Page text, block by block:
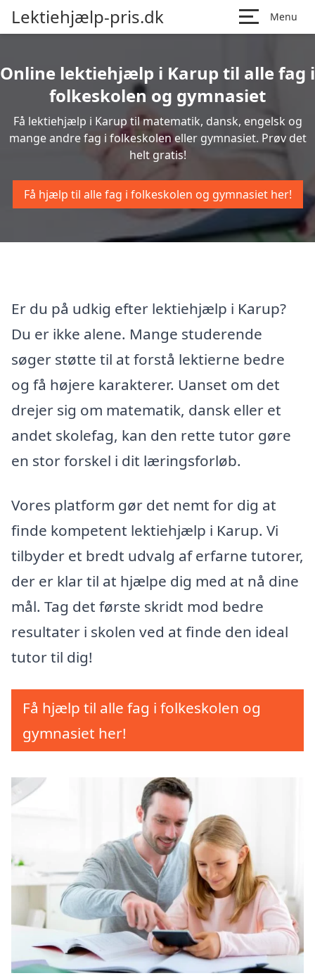
Lektiehjælp-pris.dk Menu
Online lektiehjælp i Karup til alle fag i
folkeskolen og gymnasiet
Få lektiehjælp i Karup til matematik, dansk, engelsk og
mange andre fag i folkeskolen eller gymnasiet. Prøv det
helt gratis!
Få hjælp til alle fag i folkeskolen og gymnasiet her!
Er du på udkig efter lektiehjælp i Karup?
Du er ikke alene. Mange studerende
søger støtte til at forstå lektierne bedre
og få højere karakterer. Uanset om det
drejer sig om matematik, dansk eller et
andet skolefag, kan den rette tutor gøre
en stor forskel i dit læringsforløb.
Vores platform gør det nemt for dig at
finde kompetent lektiehjælp i Karup. Vi
tilbyder et bredt udvalg af erfarne tutorer,
der er klar til at hjælpe dig med at nå dine
mål. Tag det første skridt mod bedre
resultater i skolen ved at finde den ideal
tutor til dig!
Få hjælp til alle fag i folkeskolen og
gymnasiet her!